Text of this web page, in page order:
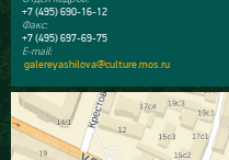
+7 (495) 690-16-12
Факс:
+7 (495) 697-69-75
E-mail:
galereyashilova@culture.mos.ru